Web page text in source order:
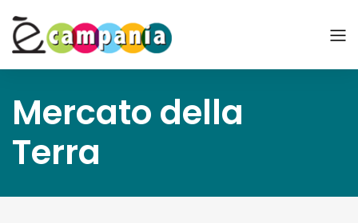
Mercato della
Terra